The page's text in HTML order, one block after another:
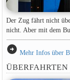
Der Zug fährt nicht
nicht. Aber mit dem
arrow_circle_right Mehr Infos über